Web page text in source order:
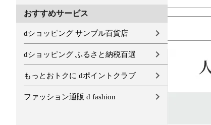
おすすめサービス
dショッピング サンプル百貨店
dショッピング ふるさと納税百選
もっとおトクに dポイントクラブ
ファッション通販 d fashion